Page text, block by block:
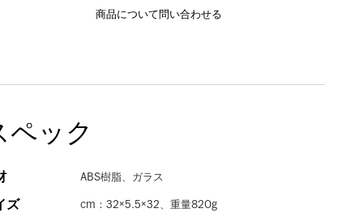
商品について問い合わせる
ペック
ABS樹脂、ガラス
ズ cm：32×5.5×32、重量820g